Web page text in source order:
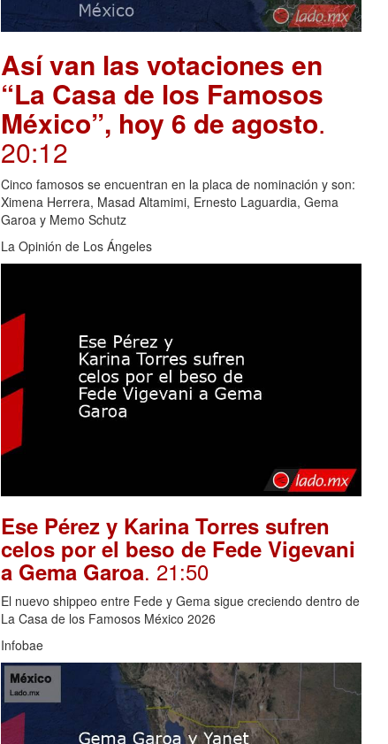
Así van las votaciones en
“La Casa de los Famosos
México”, hoy 6 de agosto.
20:12
Cinco famosos se encuentran en la placa de nominación y son:
Ximena Herrera, Masad Altamimi, Ernesto Laguardia, Gema
Garoa y Memo Schutz
La Opinión de Los Ángeles
Ese Pérez y Karina Torres sufren
celos por el beso de Fede Vigevani
a Gema Garoa. 21:50
El nuevo shippeo entre Fede y Gema sigue creciendo dentro de
La Casa de los Famosos México 2026
Infobae